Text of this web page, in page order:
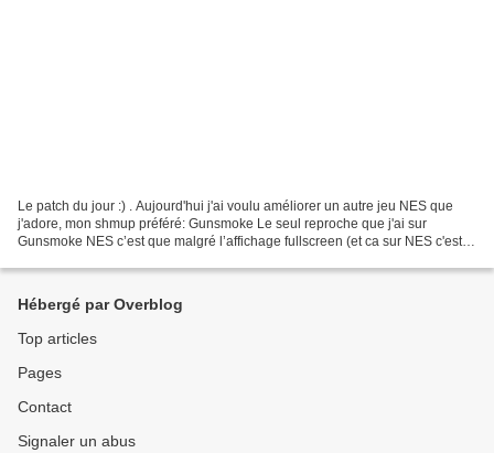
Le patch du jour :) . Aujourd'hui j'ai voulu améliorer un autre jeu NES que
j'adore, mon shmup préféré: Gunsmoke Le seul reproche que j'ai sur
Gunsmoke NES c’est que malgré l’affichage fullscreen (et ca sur NES c'est
Hébergé par Overblog
Top articles
Pages
Contact
Signaler un abus